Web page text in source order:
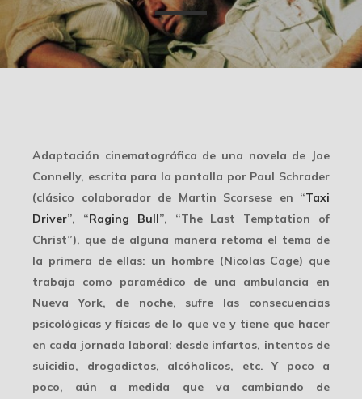
Adaptación cinematográfica de una novela de Joe
Connelly, escrita para la pantalla por Paul Schrader
(clásico colaborador de Martin Scorsese en “Taxi
Driver”, “Raging Bull”, “The Last Temptation of
Christ”), que de alguna manera retoma el tema de
la primera de ellas: un hombre (Nicolas Cage) que
trabaja como paramédico de una ambulancia en
Nueva York, de noche, sufre las consecuencias
psicológicas y físicas de lo que ve y tiene que hacer
en cada jornada laboral: desde infartos, intentos de
suicidio, drogadictos, alcóholicos, etc. Y poco a
poco, aún a medida que va cambiando de